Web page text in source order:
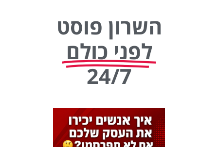
השרון פוסט
לפני כולם
24/7